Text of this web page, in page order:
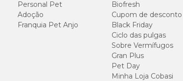
Personal Pet
Adoção
Franquia Pet Anjo
Biofresh
Cupom de desconto
Black Friday
Ciclo das pulgas
Sobre Vermífugos
Gran Plus
Pet Day
Minha Loja Cobasi